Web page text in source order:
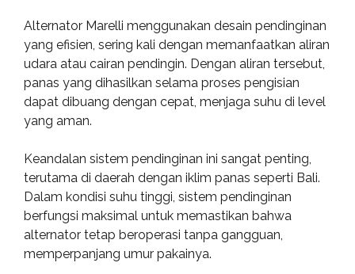
Alternator Marelli menggunakan desain pendinginan
yang efisien, sering kali dengan memanfaatkan aliran
udara atau cairan pendingin. Dengan aliran tersebut,
panas yang dihasilkan selama proses pengisian
dapat dibuang dengan cepat, menjaga suhu di level
yang aman.
Keandalan sistem pendinginan ini sangat penting,
terutama di daerah dengan iklim panas seperti Bali.
Dalam kondisi suhu tinggi, sistem pendinginan
berfungsi maksimal untuk memastikan bahwa
alternator tetap beroperasi tanpa gangguan,
memperpanjang umur pakainya.